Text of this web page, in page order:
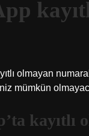
olmayan
mümkün
kayıtlı